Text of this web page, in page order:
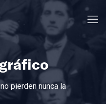
pierden nunca la